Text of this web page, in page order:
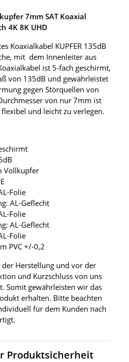
7mm SAT Koaxial
4K 8K UHD
Koaxialkabel KUPFER 135dB
mit dem Innenleiter aus
ist 5-fach geschirmt,
von 135dB und gewährleistet
gegen Störquellen von
von nur 7mm ist
und leicht zu verlegen.
Vollkupfer
Folie
AL-Geflecht
Folie
AL-Geflecht
Folie
PVC +/-0,2
der Herstellung und vor der
und Kurzschluss von uns
Somit gewährleisten wir das
erhalten. Bitte beachten
für dem Kunden nach
Produktsicherheit